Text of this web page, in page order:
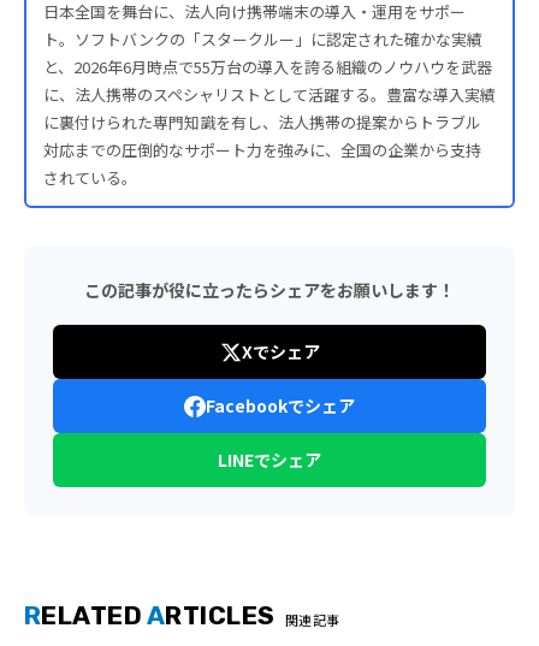
日本全国を舞台に、法人向け携帯端末の導入・運用をサポー
ト。ソフトバンクの「スタークルー」に認定された確かな実績
と、2026年6月時点で55万台の導入を誇る組織のノウハウを武器
に、法人携帯のスペシャリストとして活躍する。豊富な導入実績
に裏付けられた専門知識を有し、法人携帯の提案からトラブル
対応までの圧倒的なサポート力を強みに、全国の企業から支持
されている。
この記事が役に立ったらシェアをお願いします！
Xでシェア
Facebookでシェア
LINEでシェア
RELATED ARTICLES 関連記事